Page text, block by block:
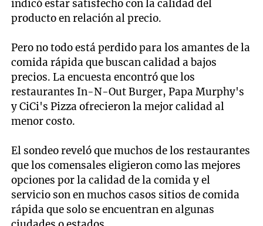
indicó estar satisfecho con la calidad del
producto en relación al precio.
Pero no todo está perdido para los amantes de la
comida rápida que buscan calidad a bajos
precios. La encuesta encontró que los
restaurantes In-N-Out Burger, Papa Murphy's
y CiCi's Pizza ofrecieron la mejor calidad al
menor costo.
El sondeo reveló que muchos de los restaurantes
que los comensales eligieron como las mejores
opciones por la calidad de la comida y el
servicio son en muchos casos sitios de comida
rápida que solo se encuentran en algunas